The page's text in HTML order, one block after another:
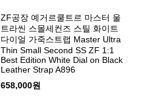
ZF공장 예거르쿨트르 마스터 울
트라씬 스몰세컨즈 스틸 화이트
다이얼 가죽스트랩 Master Ultra
Thin Small Second SS ZF 1:1
Best Edition White Dial on Black
Leather Strap A896
658,000원